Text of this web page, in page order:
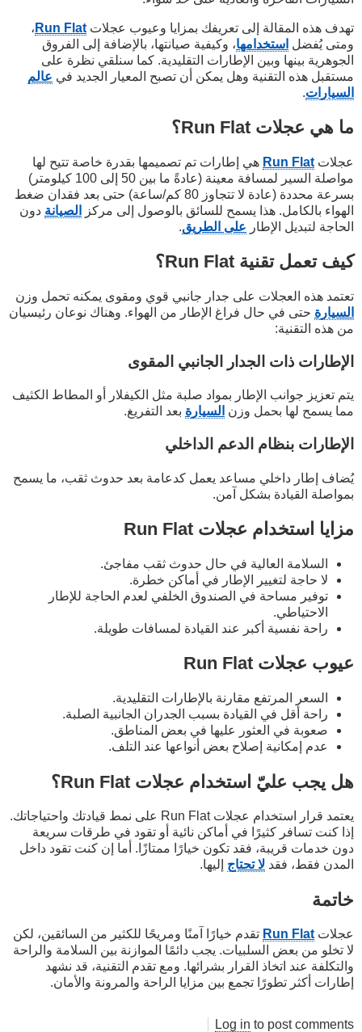
تهدف هذه المقالة إلى تعريفك بمزايا وعيوب عجلات Run Flat ،
ومتى يُفضل استخدامها، وكيفية صيانتها، بالإضافة إلى الفروق
الجوهرية بينها وبين الإطارات التقليدية. كما سنلقي نظرة على
مستقبل هذه التقنية وهل يمكن أن تصبح المعيار الجديد في عالم
السيارات.
ما هي عجلات Run Flat؟
عجلات Run Flat هي إطارات تم تصميمها بقدرة خاصة تتيح لها
مواصلة السير لمسافة معينة (عادةً ما بين 50 إلى 100 كيلومتر)
بسرعة محددة (عادة لا تتجاوز 80 كم/ساعة) حتى بعد فقدان ضغط
الهواء بالكامل. هذا يسمح للسائق بالوصول إلى مركز
الصيانة دون
الحاجة لتبديل الإطار على الطريق.
كيف تعمل تقنية Run Flat؟
تعتمد هذه العجلات على جدار جانبي قوي ومقوى يمكنه تحمل وزن
السيارة حتى في حال فراغ الإطار من الهواء. وهناك نوعان رئيسيان
من هذه التقنية:
الإطارات ذات الجدار الجانبي المقوى
يتم تعزيز جوانب الإطار بمواد صلبة مثل الكيفلار أو المطاط الكثيف
مما يسمح لها بحمل وزن السيارة بعد التفريغ.
الإطارات بنظام الدعم الداخلي
يُضاف إطار داخلي مساعد يعمل كدعامة بعد حدوث ثقب، ما يسمح
بمواصلة القيادة بشكل آمن.
مزايا استخدام عجلات Run Flat
السلامة العالية في حال حدوث ثقب مفاجئ.
لا حاجة لتغيير الإطار في أماكن خطرة.
توفير مساحة في الصندوق الخلفي لعدم الحاجة للإطار
الاحتياطي.
راحة نفسية أكبر عند القيادة لمسافات طويلة.
عيوب عجلات Run Flat
السعر المرتفع مقارنة بالإطارات التقليدية.
راحة أقل في القيادة بسبب الجدران الجانبية الصلبة.
صعوبة في العثور عليها في بعض المناطق.
عدم إمكانية إصلاح بعض أنواعها عند التلف.
هل يجب عليّ استخدام عجلات Run Flat؟
يعتمد قرار استخدام عجلات Run Flat على نمط قيادتك واحتياجاتك.
إذا كنت تسافر كثيرًا في أماكن نائية أو تقود في طرقات سريعة
دون خدمات قريبة، فقد تكون خيارًا ممتازًا. أما إن كنت تقود داخل
المدن فقط، فقد لا تحتاج إليها.
خاتمة
عجلات Run Flat تقدم خيارًا آمنًا ومريحًا للكثير من السائقين، لكن
لا تخلو من بعض السلبيات. يجب دائمًا الموازنة بين السلامة والراحة
والتكلفة عند اتخاذ القرار بشرائها. ومع تقدم التقنية، قد نشهد
إطارات أكثر تطورًا تجمع بين مزايا الراحة والمرونة والأمان.
Log in to post comments